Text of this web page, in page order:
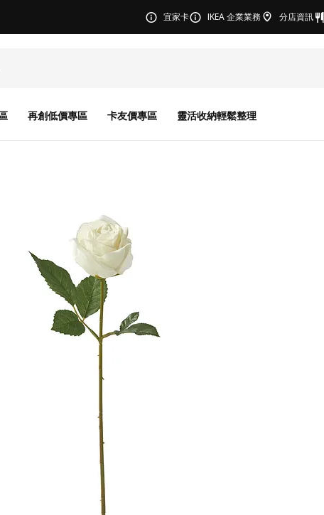
宜家卡 IKEA 企業業務 分店資訊
再創低價專區 卡友價專區 靈活收納輕鬆整理